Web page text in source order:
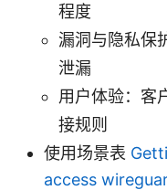
程度
漏洞与隐私保
泄漏
用户体验：客
接规则
使用场景表
access